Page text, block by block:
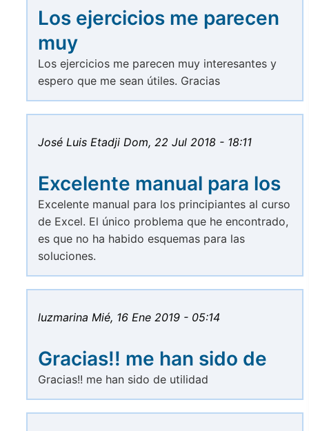
Los ejercicios me parecen
muy
Los ejercicios me parecen muy interesantes y
espero que me sean útiles. Gracias
José Luis Etadji Dom, 22 Jul 2018 - 18:11
Excelente manual para los
Excelente manual para los principiantes al curso
de Excel. El único problema que he encontrado,
es que no ha habido esquemas para las
soluciones.
luzmarina Mié, 16 Ene 2019 - 05:14
Gracias!! me han sido de
Gracias!! me han sido de utilidad